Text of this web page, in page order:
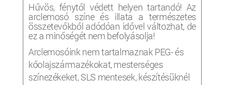
Hűvös, fénytől védett helyen tartandó! Az
arclemosó színe és illata a természetes
összetevőkből adódóan idővel változhat, de
ez a minőségét nem befolyásolja!
Arclemosóink nem tartalmaznak PEG- és
kőolajszármazékokat, mesterséges
színezékeket, SLS mentesek, készítésüknél